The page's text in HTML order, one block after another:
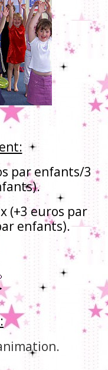
par enfants/3
(+3 euros par
enfants).